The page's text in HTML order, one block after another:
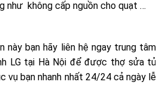
như không cấp nguồn cho quạt …
này bạn hãy liên hệ ngay trung tâm
LG tại Hà Nội để được thợ sửa tủ
vụ bạn nhanh nhất 24/24 cả ngày lễ